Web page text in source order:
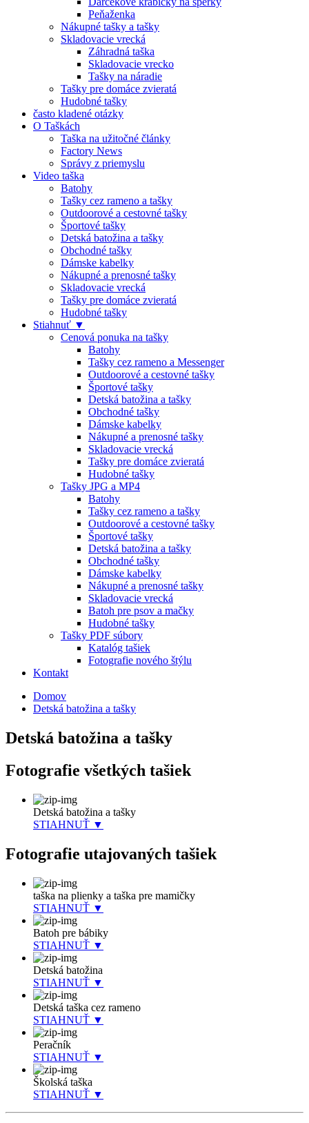
Peňaženka
Nákupné tašky a tašky
Skladovacie vrecká
Záhradná taška
Skladovacie vrecko
Tašky na náradie
Tašky pre domáce zvieratá
Hudobné tašky
často kladené otázky
O Taškách
Taška na užitočné články
Factory News
Správy z priemyslu
Video taška
Batohy
Tašky cez rameno a tašky
Outdoorové a cestovné tašky
Športové tašky
Detská batožina a tašky
Obchodné tašky
Dámske kabelky
Nákupné a prenosné tašky
Skladovacie vrecká
Tašky pre domáce zvieratá
Hudobné tašky
Stiahnuť ▼
Cenová ponuka na tašky
Batohy
Tašky cez rameno a Messenger
Outdoorové a cestovné tašky
Športové tašky
Detská batožina a tašky
Obchodné tašky
Dámske kabelky
Nákupné a prenosné tašky
Skladovacie vrecká
Tašky pre domáce zvieratá
Hudobné tašky
Tašky JPG a MP4
Batohy
Tašky cez rameno a tašky
Outdoorové a cestovné tašky
Športové tašky
Detská batožina a tašky
Obchodné tašky
Dámske kabelky
Nákupné a prenosné tašky
Skladovacie vrecká
Batoh pre psov a mačky
Hudobné tašky
Tašky PDF súbory
Katalóg tašiek
Fotografie nového štýlu
Kontakt
Domov
Detská batožina a tašky
Detská batožina a tašky
Fotografie všetkých tašiek
Detská batožina a tašky
STIAHNUŤ ▼
Fotografie utajovaných tašiek
taška na plienky a taška pre mamičky
STIAHNUŤ ▼
Batoh pre bábiky
STIAHNUŤ ▼
Detská batožina
STIAHNUŤ ▼
Detská taška cez rameno
STIAHNUŤ ▼
Peračník
STIAHNUŤ ▼
Školská taška
STIAHNUŤ ▼